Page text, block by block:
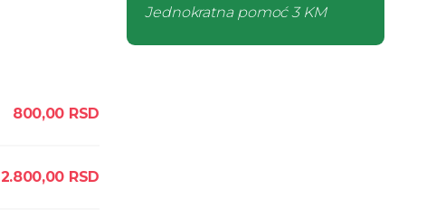
800,00 RSD
2.800,00 RSD
Jednokratna pomoć3 KM